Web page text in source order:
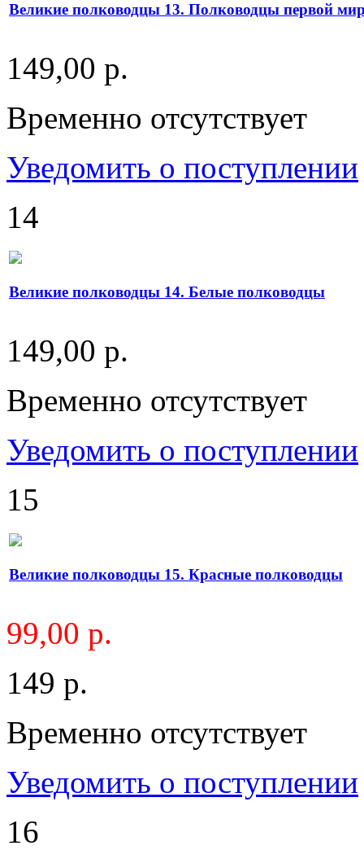
Великие полководцы 13. Полководцы первой
149,00 р.
Временно отсутствует
Уведомить о поступлении
14
Великие полководцы 14. Белые полководцы
149,00 р.
Временно отсутствует
Уведомить о поступлении
15
Великие полководцы 15. Красные полководцы
99,00 р.
149 р.
Временно отсутствует
Уведомить о поступлении
16